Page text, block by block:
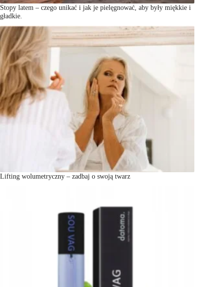
Stopy latem – czego unikać i jak je pielęgnować, aby były miękkie i
gładkie.
Lifting wolumetryczny – zadbaj o swoją twarz